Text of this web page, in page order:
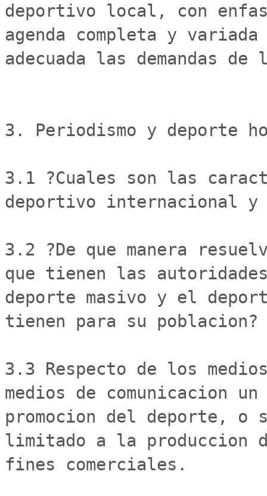
deportivo local, con
agenda completa y variada
adecuada las demandas
3. Periodismo y deporte
3.1 ?Cuales son las
deportivo internacional y
3.2 ?De que manera
que tienen las
deporte masivo y el
tienen para su poblacion?
3.3 Respecto de los
medios de comunicacion
promocion del deporte, o
limitado a la produccion
fines comerciales.